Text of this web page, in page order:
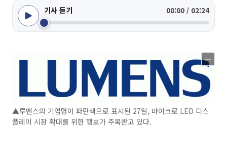
기사 듣기 00:00 / 02:24
▲루멘스의 기업명이 파란색으로 표시된 27일, 마이크로 LED 디스
플레이 시장 확대를 위한 행보가 주목받고 있다.